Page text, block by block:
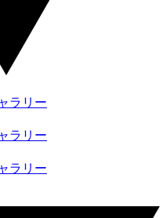
ラリー
ラリー
ラリー